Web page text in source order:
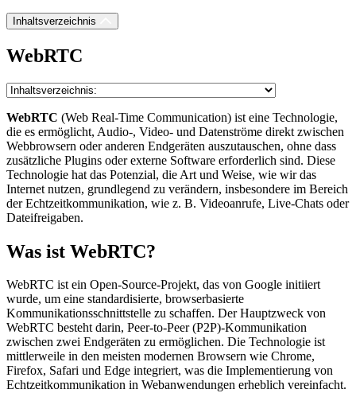
Inhaltsverzeichnis
WebRTC
WebRTC (Web Real-Time Communication) ist eine Technologie,
die es ermöglicht, Audio-, Video- und Datenströme direkt zwischen
Webbrowsern oder anderen Endgeräten auszutauschen, ohne dass
zusätzliche Plugins oder externe Software erforderlich sind. Diese
Technologie hat das Potenzial, die Art und Weise, wie wir das
Internet nutzen, grundlegend zu verändern, insbesondere im Bereich
der Echtzeitkommunikation, wie z. B. Videoanrufe, Live-Chats oder
Dateifreigaben.
Was ist WebRTC?
WebRTC ist ein Open-Source-Projekt, das von Google initiiert
wurde, um eine standardisierte, browserbasierte
Kommunikationsschnittstelle zu schaffen. Der Hauptzweck von
WebRTC besteht darin, Peer-to-Peer (P2P)-Kommunikation
zwischen zwei Endgeräten zu ermöglichen. Die Technologie ist
mittlerweile in den meisten modernen Browsern wie Chrome,
Firefox, Safari und Edge integriert, was die Implementierung von
Echtzeitkommunikation in Webanwendungen erheblich vereinfacht.